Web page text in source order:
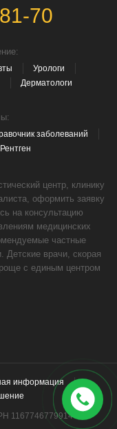
70
Урологи
Дерматологи
заболеваний
Рентген
центр, клинику
оформить заявку
на консультацию
медицинских
частные
Детские врачи, скорая
с единым центром
информация
1167746779914